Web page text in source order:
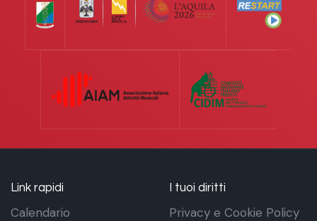
Link rapidi
Calendario
I tuoi diritti
Privacy e Cookie Policy